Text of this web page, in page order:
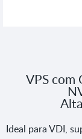
VPS com
Ideal para VDI,